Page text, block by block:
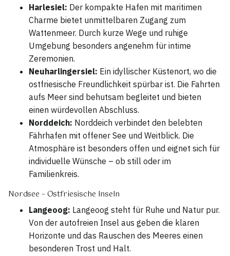
Harlesiel: Der kompakte Hafen mit maritimen
Charme bietet unmittelbaren Zugang zum
Wattenmeer. Durch kurze Wege und ruhige
Umgebung besonders angenehm für intime
Zeremonien.
Neuharlingersiel: Ein idyllischer Küstenort, wo die
ostfriesische Freundlichkeit spürbar ist. Die Fahrten
aufs Meer sind behutsam begleitet und bieten
einen würdevollen Abschluss.
Norddeich: Norddeich verbindet den belebten
Fährhafen mit offener See und Weitblick. Die
Atmosphäre ist besonders offen und eignet sich für
individuelle Wünsche – ob still oder im
Familienkreis.
Nordsee – Ostfriesische Inseln
Langeoog: Langeoog steht für Ruhe und Natur pur.
Von der autofreien Insel aus geben die klaren
Horizonte und das Rauschen des Meeres einen
besonderen Trost und Halt.